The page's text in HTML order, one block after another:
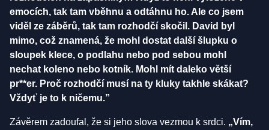
emocích, tak tam vběhnu a odtáhnu ho. Ale co jsem
viděl ze záběrů, tak tam rozhodčí skočil. David byl
mimo, což znamená, že mohl dostat další šlupku o
sloupek klece, o podlahu nebo pod sebou mohl
nechat koleno nebo kotník. Mohl mít daleko větší
pr**er. Proč rozhodčí musí na ty kluky takhle skákat?
Vždyť je to k ničemu.”
Závěrem zadoufal, že si jeho slova vezmou k srdci. „Vím,